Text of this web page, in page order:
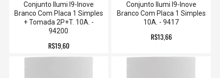
Conjunto Ilumi I9-Inove
Branco Com Placa 1 Simples
+ Tomada 2P+T. 10A. -
94200
R$19,60
Conjunto Ilumi I9-Inove
Branco Com Placa 1 Simples
10A. - 9417
R$13,66